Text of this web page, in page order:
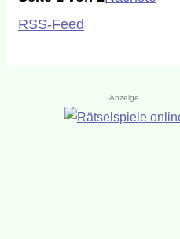
RSS-Feed
Anzeige